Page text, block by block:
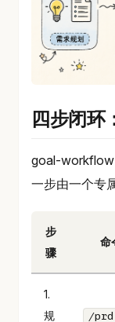
四步闭环
goal-workflow
一步由一个专
步
骤
命
1.
规
/prd